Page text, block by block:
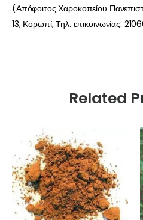
(Απόφοιτος Χαροκοπείου
13, Κορωπί, Τηλ. επικοινωνίας:
Related